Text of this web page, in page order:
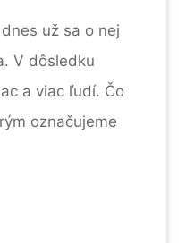
už sa o nej
V dôsledku
a viac ľudí. Čo
označujeme